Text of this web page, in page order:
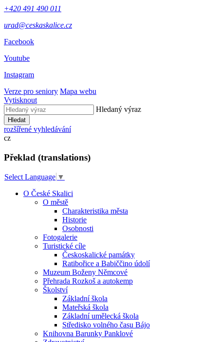
+420 491 490 011
urad@ceskaskalice.cz
Facebook
Youtube
Instagram
Verze pro seniory Mapa webu
Vytisknout
Hledaný výraz
Hledat
rozšířené vyhledávání
cz
Překlad (translations)
Select Language ▼
O České Skalici
O městě
Charakteristika města
Historie
Osobnosti
Fotogalerie
Turistické cíle
Českoskalické památky
Ratibořice a Babiččino údolí
Muzeum Boženy Němcové
Přehrada Rozkoš a autokemp
Školství
Základní škola
Mateřská škola
Základní umělecká škola
Středisko volného času Bájo
Knihovna Barunky Panklové